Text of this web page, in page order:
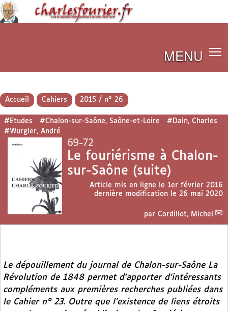
MENU
Accueil Cahiers 2015 / n° 26
#Etudes #Chalon-sur-Saône, Saône-et-Loire
#Dain, Charles
#Wurgler, André
69-72
Le fouriérisme à Chalon-
sur-Saône (suite)
Article mis en ligne le 1er février 2016
dernière modification le 26 mai 2020
par Cordillot, Michel
Le dépouillement du journal de Chalon-sur-Saône La
Révolution de 1848 permet d’apporter d’intéressants
compléments aux premières recherches publiées dans
le Cahier n° 23. Outre que l’existence de liens étroits